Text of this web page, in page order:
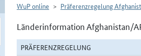
WuP online Präferenzregelung
Länderinformation Afghanistan/
PRÄFERENZREGELUNG